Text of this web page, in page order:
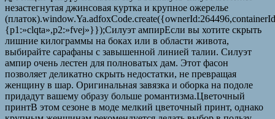
незастегнутая джинсовая куртка и крупное ожерелье
{p1:»clqta»,p2:»fvej»}});Силуэт ампирЕсли вы хотите скрыть
лишние килограммы на боках или в области живота,
выбирайте сарафаны с завышенной линией талии. Силуэт
ампир очень лестен для полноватых дам. Этот фасон
позволяет деликатно скрыть недостатки, не превращая
женщину в шар. Оригинальная завязка и оборка на подоле
придадут вашему образу больше романтизма.Цветочный
принтВ этом сезоне в моде мелкий цветочный принт, однако